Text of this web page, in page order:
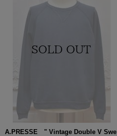
A.PRESSE " Vintage Double V Swe